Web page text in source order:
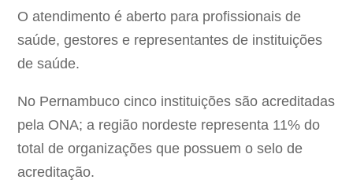
O atendimento é aberto para profissionais de
saúde, gestores e representantes de instituições
de saúde.
No Pernambuco cinco instituições são acreditadas
pela ONA; a região nordeste representa 11% do
total de organizações que possuem o selo de
acreditação.